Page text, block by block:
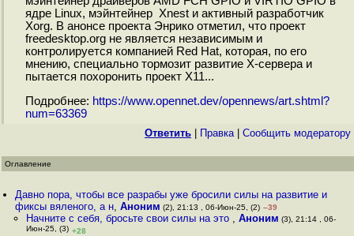
ядре Linux, мэйнтейнер Xnest и активный разработчик
Xorg. В анонсе проекта Энрико отметил, что проект
freedesktop.org не является независимым и
контролируется компанией Red Hat, которая, по его
мнению, специально тормозит развитие X-сервера и
пытается похоронить проект X11...
Подробнее: https://www.opennet.dev/opennews/art.shtml?
num=63369
Ответить Правка| Cообщить модератору
Оглавление
Давно пора, чтобы все разрабы уже бросили силы на развитие и
фиксы вяленого, а н,Аноним (2), 21:13 , 06-Июн-25, (2) –39
Начните с себя, бросьте свои силы на это , Аноним (3), 21:14 , 06-
Июн-25, (3) +28